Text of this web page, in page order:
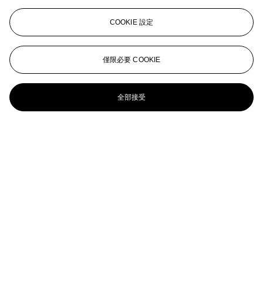
WILLEM DE KOONING (1904-1997)
Love to Wakako
WILLEM DE KOONING (1904-1997)
Untitled
WILLEM DE KOONING (1904-1997)
COOKIE 設定
僅限必要 COOKIE
全部接受